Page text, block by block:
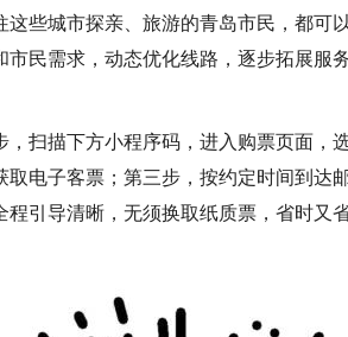
些城市探亲、旅游的青岛市民，都可
民需求，动态优化线路，逐步拓展服
扫描下方小程序码，进入购票页面，
取电子客票；第三步，按约定时间到达
引导清晰，无须换取纸质票，省时又省